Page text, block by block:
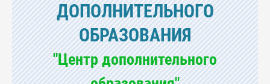
ДОПОЛНИТЕЛЬНОГО
ОБРАЗОВАНИЯ
"Центр дополнительного